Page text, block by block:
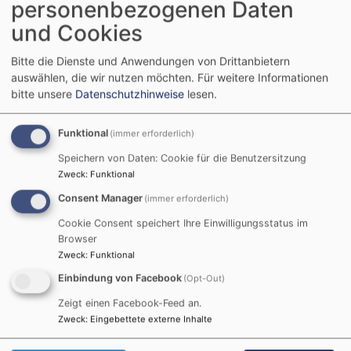
Gottesdienst in der evangelischen Kirche statt.
Eingangs wurde ein
(katholische Kirche)
(evangelische Kirche), einschließlich der Lektoren
beider Konfessionen (Heike Fischer, Thomas
Gruber und Horst Habermann sowie Ute Heinz
(Mesnerin) vom Kirchenvorstand) abgehalten.
Ökumenischer
personenbezogenen Daten
und Cookies
Bitte die Dienste und Anwendungen von Drittanbietern
auswählen, die wir nutzen möchten. Für weitere Informationen
bitte unsere Datenschutzhinweise lesen.
Funktional (immer erforderlich)
Speichern von Daten: Cookie für die Benutzersitzung
Zweck: Funktional
Consent Manager (immer erforderlich)
Cookie Consent speichert Ihre Einwilligungsstatus im
Browser
Zweck: Funktional
Einbindung von Facebook (Opt-Out)
Zeigt einen Facebook-Feed an.
Zweck: Eingebettete externe Inhalte